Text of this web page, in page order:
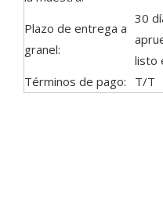
Plazo de entrega a
granel:
30
listo
Términos de pago:
T/T